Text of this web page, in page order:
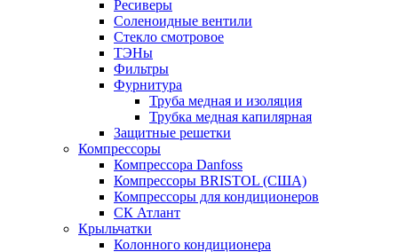
Ресиверы
Соленоидные вентили
Стекло смотровое
ТЭНы
Фильтры
Фурнитура
Труба медная и изоляция
Трубка медная капилярная
Защитные решетки
Компрессоры
Компрессора Danfoss
Компрессоры BRISTOL (США)
Компрессоры для кондиционеров
СК Атлант
Крыльчатки
Колонного кондиционера